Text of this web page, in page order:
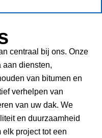
centraal bij ons. Onze
aan diensten,
van bitumen en
verhelpen van
van uw dak. We
en duurzaamheid
project tot een